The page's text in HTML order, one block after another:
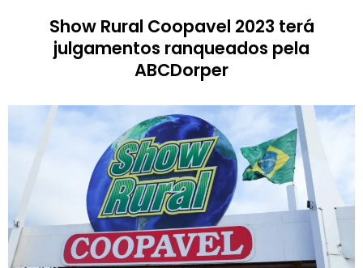
Show Rural Coopavel 2023 terá
julgamentos ranqueados pela
ABCDorper